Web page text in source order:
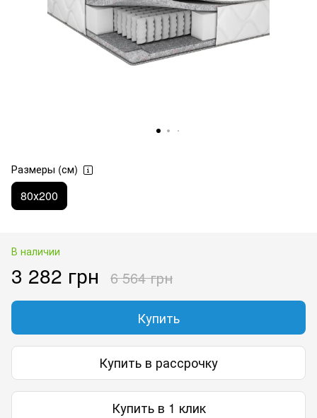
Размеры (см)
80х200
В наличии
3 282 грн 6 564 грн
Купить
Купить в рассрочку
Купить в 1 клик